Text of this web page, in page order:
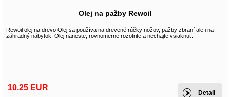
Olej na pažby Rewoil
Rewoil olej na drevo Olej sa používa na drevené rúčky nožov, pažby zbraní ale i na
záhradný nábytok. Olej naneste, rovnomerne rozotrite a nechajte vsiaknuť.
10.25 EUR
Detail